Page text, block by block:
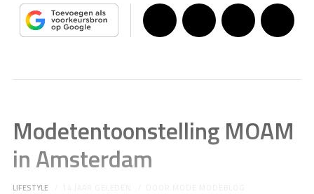
Modetentoonstelling MOAM
in Amsterdam
LIFESTYLE